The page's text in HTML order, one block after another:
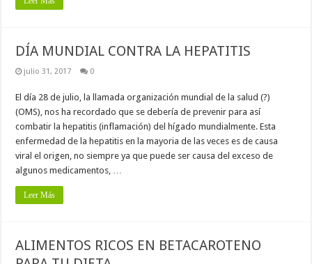
DÍA MUNDIAL CONTRA LA HEPATITIS
julio 31, 2017 0
El día 28 de julio, la llamada organización mundial de la salud (?)
(OMS), nos ha recordado que se debería de prevenir para así
combatir la hepatitis (inflamación) del hígado mundialmente. Esta
enfermedad de la hepatitis en la mayoria de las veces es de causa
viral el origen, no siempre ya que puede ser causa del exceso de
algunos medicamentos, …
Leer Más
ALIMENTOS RICOS EN BETACAROTENO